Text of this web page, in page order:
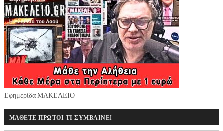
Εφημερίδα ΜΑΚΕΛΕΙΟ
ΜΑΘΕΤΕ ΠΡΩΤΟΙ ΤΙ ΣΥΜΒΑΙΝΕΙ